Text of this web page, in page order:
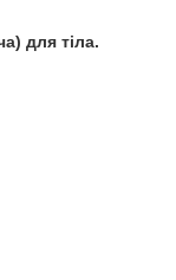
для тіла.